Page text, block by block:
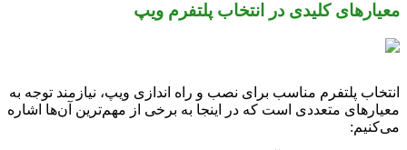
معیارهای کلیدی در انتخاب پلتفرم ویپ
انتخاب پلتفرم مناسب برای نصب و راه اندازی ویپ، نیازمند توجه به
معیارهای متعددی است که در اینجا به برخی از مهم‌ترین آن‌ها اشاره
می‌کنیم: